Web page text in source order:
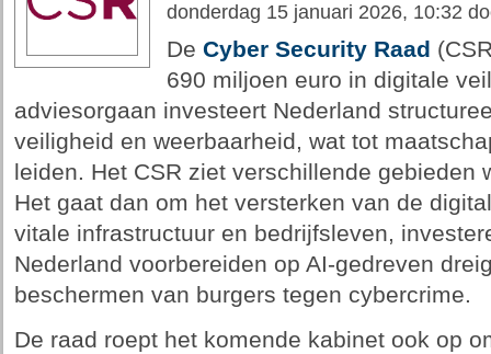
donderdag 15 januari 2026, 10:32
De Cyber Security Raad
690 miljoen euro in digitale
adviesorgaan investeert Nederland
veiligheid en weerbaarheid, wat tot
leiden. Het CSR ziet verschillende gebieden
Het gaat dan om het versterken van de
vitale infrastructuur en bedrijfsleven,
Nederland voorbereiden op AI-gedreven
beschermen van burgers tegen cybercrime.
De raad roept het komende kabinet ook op